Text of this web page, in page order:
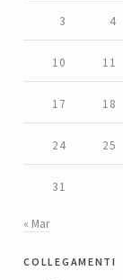
3 4
10 11
17 18
24 25
31
« Mar
collegamenti